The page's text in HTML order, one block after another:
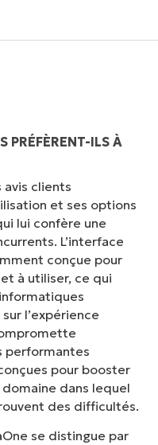
PRÉFÈRENT-ILS À
avis clients
et ses options
lui confère une
L’interface
conçue pour
à utiliser, ce qui
l’expérience
performantes
pour booster
dans lequel
des difficultés.
se distingue par